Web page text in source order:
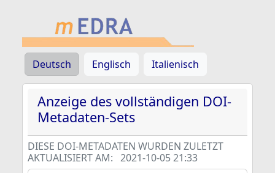
Deutsch Englisch Italienisch
Anzeige des vollständigen DOI-
Metadaten-Sets
DIESE DOI-METADATEN WURDEN ZULETZT
AKTUALISIERT AM: 2021-10-05 21:33